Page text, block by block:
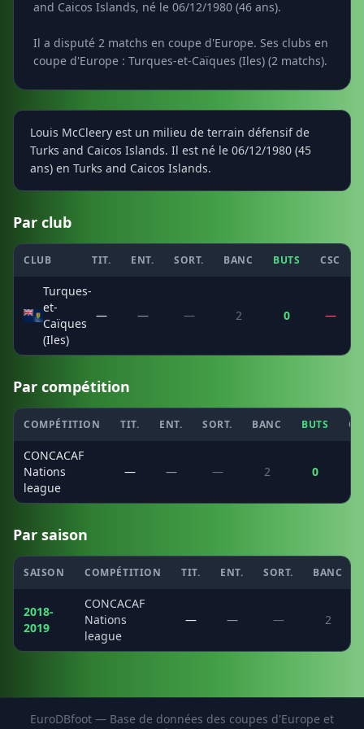
and Caicos Islands, né le 06/12/1980 (46 ans).
Il a disputé 2 matchs en coupe d'Europe. Ses clubs en
coupe d'Europe : Turques-et-Caïques (Iles) (2 matchs).
Louis McCleery est un milieu de terrain défensif de
Turks and Caicos Islands. Il est né le 06/12/1980 (45
ans) en Turks and Caicos Islands.
Par club
CLUB TIT. ENT. SORT. BANC BUTS CSC
Turques-
et-
Caïques
(Iles)
— — — 2 0 —
Par compétition
COMPÉTITION TIT. ENT. SORT. BANC BUTS
CONCACAF
Nations
league
— — — 2 0
Par saison
SAISON COMPÉTITION TIT. ENT. SORT. BANC
2018-
2019
CONCACAF
Nations
league
— — — 2
EuroDBfoot — Base de données des coupes d'Europe et